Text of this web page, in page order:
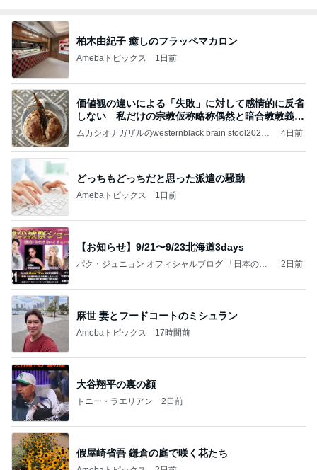
柏木由紀子 癒しのフラッペマカロン
Amebaトピックス 1日前
価値観の違いによる「失敗」に対して感情的に反省
しない 私だけの宗教仮称略称偶然と暗合教教義候
補
ムカシオナガザルのwesternblack brain stool2024
ガザル
4日前
どっちもどっちだと思った派遣の騒動
Amebaトピックス 1日前
【お知らせ】9/21〜9/23北海道3days
パク・ジュニョン オフィシャルブログ 「日本の
2日前
麻世 妻とフードコートのミシュラン
Amebaトピックス 17時間前
大谷翔平の裏の顔
トニー・ラエリアン 2日前
假屋崎省吾 鎌倉の庭で咲く花たち